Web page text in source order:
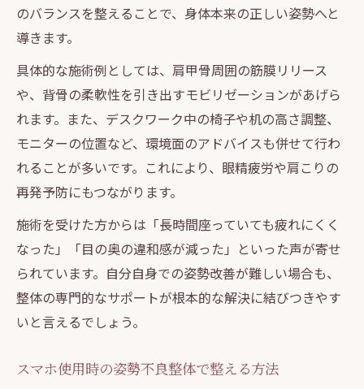
のバランスを整えることで、身体本来の正しい姿勢へと
導きます。
具体的な施術例としては、肩甲骨周囲の筋膜リリース
や、背骨の柔軟性を引き出すモビリゼーションがあげら
れます。また、デスクワーク中の椅子や机の高さ調整、
モニターの位置など、環境面のアドバイスも併せて行わ
れることが多いです。これにより、眼精疲労や肩こりの
再発予防にもつながります。
施術を受けた方からは「長時間座っていても疲れにくく
なった」「目の奥の違和感が減った」といった声が寄せ
られています。自分自身での姿勢改善が難しい場合も、
整体の専門的なサポートが根本的な解決に結びつきやす
いと言えるでしょう。
スマホ使用時の姿勢不良整体で整える方法